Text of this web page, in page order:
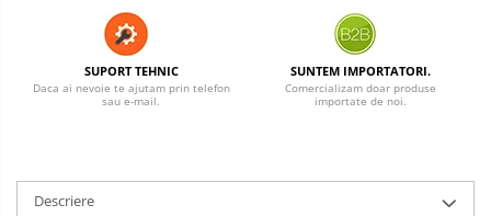
SUPORT TEHNIC
Daca ai nevoie te ajutam prin telefon
sau e-mail.
SUNTEM IMPORTATORI.
Comercializam doar produse
importate de noi.
Descriere